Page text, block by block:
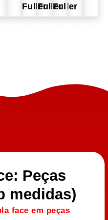
FullerFullerFuller
Peças
medidas)
face em peças